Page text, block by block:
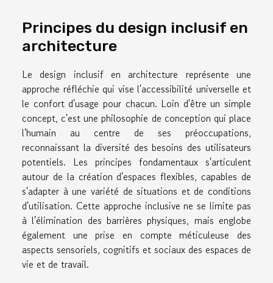
Principes du design inclusif en
architecture
Le design inclusif en architecture représente une
approche réfléchie qui vise l'accessibilité universelle et
le confort d'usage pour chacun. Loin d'être un simple
concept, c'est une philosophie de conception qui place
l'humain au centre de ses préoccupations,
reconnaissant la diversité des besoins des utilisateurs
potentiels. Les principes fondamentaux s'articulent
autour de la création d'espaces flexibles, capables de
s'adapter à une variété de situations et de conditions
d'utilisation. Cette approche inclusive ne se limite pas
à l'élimination des barrières physiques, mais englobe
également une prise en compte méticuleuse des
aspects sensoriels, cognitifs et sociaux des espaces de
vie et de travail.